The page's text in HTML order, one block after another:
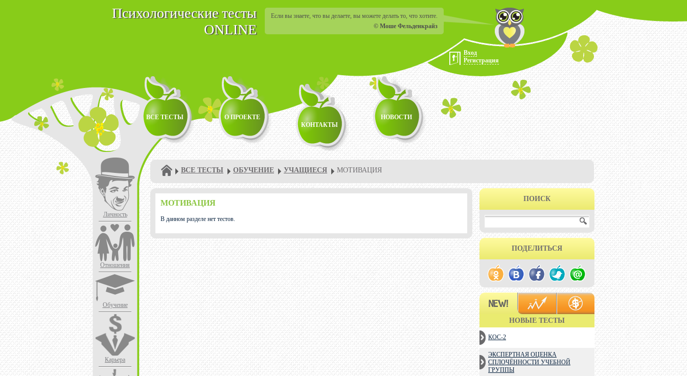
Психологические тесты
ONLINE
Если вы знаете, что вы делаете, вы можете делать то, что хотите.
© Моше Фельденкрайз
ВСЕ ТЕСТЫ
О ПРОЕКТЕ
КОНТАКТЫ
НОВОСТИ
Вход
Регистрация
Личность
Отношения
Обучение
Карьера
ВСЕ ТЕСТЫ ОБУЧЕНИЕ УЧАЩИЕСЯ МОТИВАЦИЯ
МОТИВАЦИЯ
В данном разделе нет тестов.
ПОИСК
ПОДЕЛИТЬСЯ
НОВЫЕ ТЕСТЫ
КОС-2
ЭКСПЕРТНАЯ ОЦЕНКА
СПЛОЧЁННОСТИ УЧЕБНОЙ
ГРУППЫ